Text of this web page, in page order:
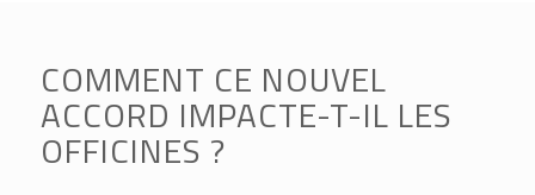
COMMENT CE NOUVEL
ACCORD IMPACTE-T-IL LES
OFFICINES ?